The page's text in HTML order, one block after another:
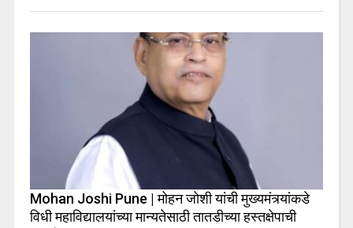
Mohan Joshi Pune | मोहन जोशी यांची मुख्यमंत्र्यांकडे
विधी महाविद्यालयांच्या मान्यतेसाठी तातडीच्या हस्तक्षेपाची